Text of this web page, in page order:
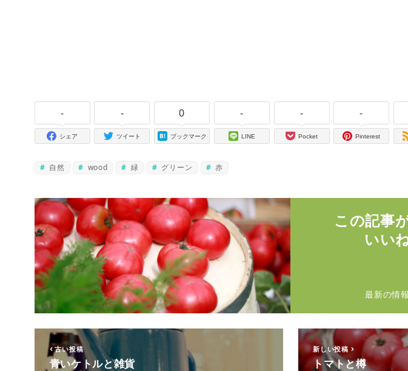
-
シェア
-
ツイート
0
ブックマーク
-
LINE
-
Pocket
-
Pinterest
自然 wood 緑 グリーン 赤
この記事
いい
最新の情
古い投稿
青いケトルと雑貨
新しい投稿
トマトと樽